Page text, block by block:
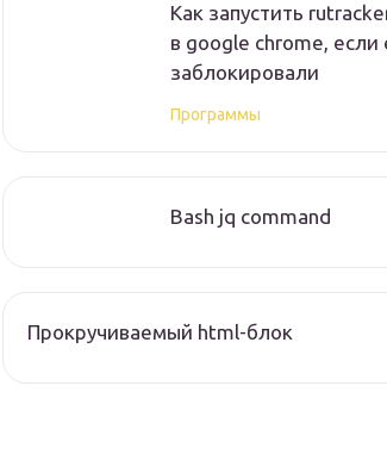
Как запустить
в google chrome, если
заблокировали
Программы
Bash jq command
Прокручиваемый html-блок